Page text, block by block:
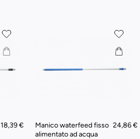
18,39 €
Manico waterfeed fisso
alimentato ad acqua
24,86 €